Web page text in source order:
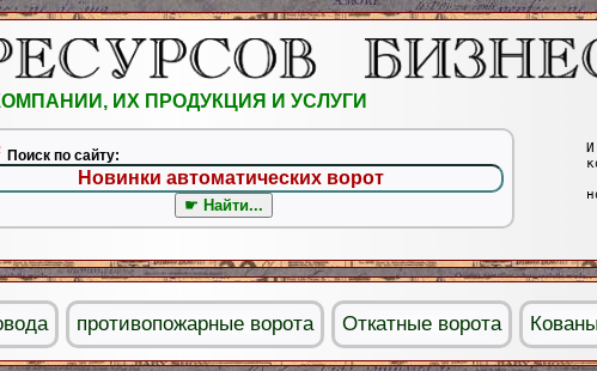
ИХ ПРОДУКЦИЯ И УСЛУГИ
Поиск по сайту:
противопожарные ворота Откатные ворота